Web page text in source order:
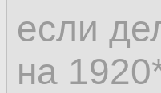
если
на